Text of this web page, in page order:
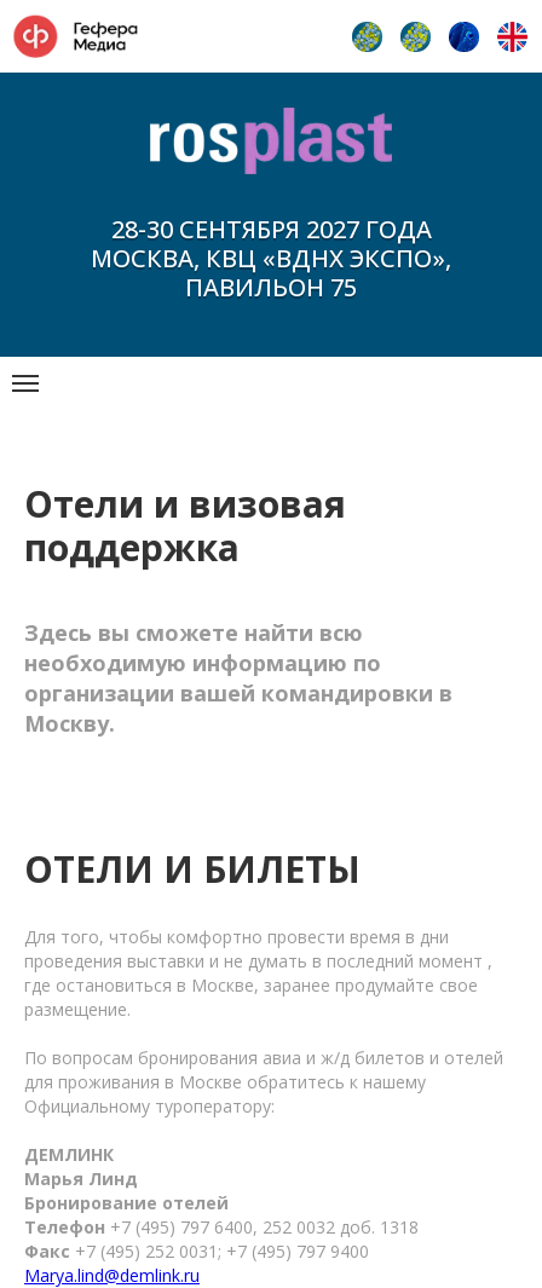
28-30 СЕНТЯБРЯ 2027 ГОДА
МОСКВА, КВЦ «ВДНХ ЭКСПО»,
ПАВИЛЬОН 75
Отели и визовая
поддержка
Здесь вы сможете найти всю
необходимую информацию по
организации вашей командировки в
Москву.
ОТЕЛИ И БИЛЕТЫ
Для того, чтобы комфортно провести время в дни
проведения выставки и не думать в последний момент ,
где остановиться в Москве, заранее продумайте свое
размещение.
По вопросам бронирования авиа и ж/д билетов и отелей
для проживания в Москве обратитесь к нашему
Официальному туроператору:
ДЕМЛИНК
Марья Линд
Бронирование отелей
Телефон +7 (495) 797 6400, 252 0032 доб. 1318
Факс +7 (495) 252 0031; +7 (495) 797 9400
Marya.lind@demlink.ru